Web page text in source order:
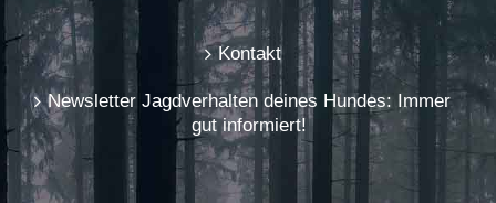
Kontakt
Newsletter Jagdverhalten deines Hundes: Immer
gut informiert!